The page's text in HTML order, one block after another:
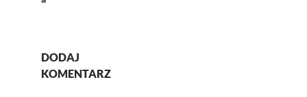
DODAJ
KOMENTARZ